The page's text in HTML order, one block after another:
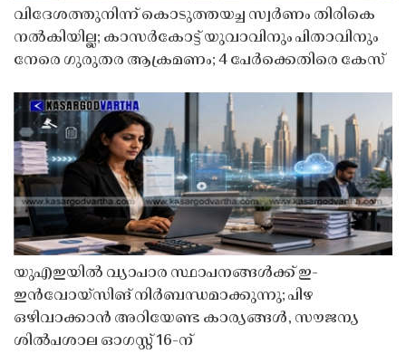
വിദേശത്തുനിന്ന് കൊടുത്തയച്ച സ്വർണം തിരികെ
നൽകിയില്ല; കാസർകോട്ട് യുവാവിനും പിതാവിനും
നേരെ ഗുരുതര ആക്രമണം; 4 പേർക്കെതിരെ കേസ്
യുഎഇയിൽ വ്യാപാര സ്ഥാപനങ്ങൾക്ക് ഇ-
ഇൻവോയ്സിങ് നിർബന്ധമാക്കുന്നു; പിഴ
ഒഴിവാക്കാൻ അറിയേണ്ട കാര്യങ്ങൾ, സൗജന്യ
ശിൽപശാല ഓഗസ്റ്റ് 16-ന്